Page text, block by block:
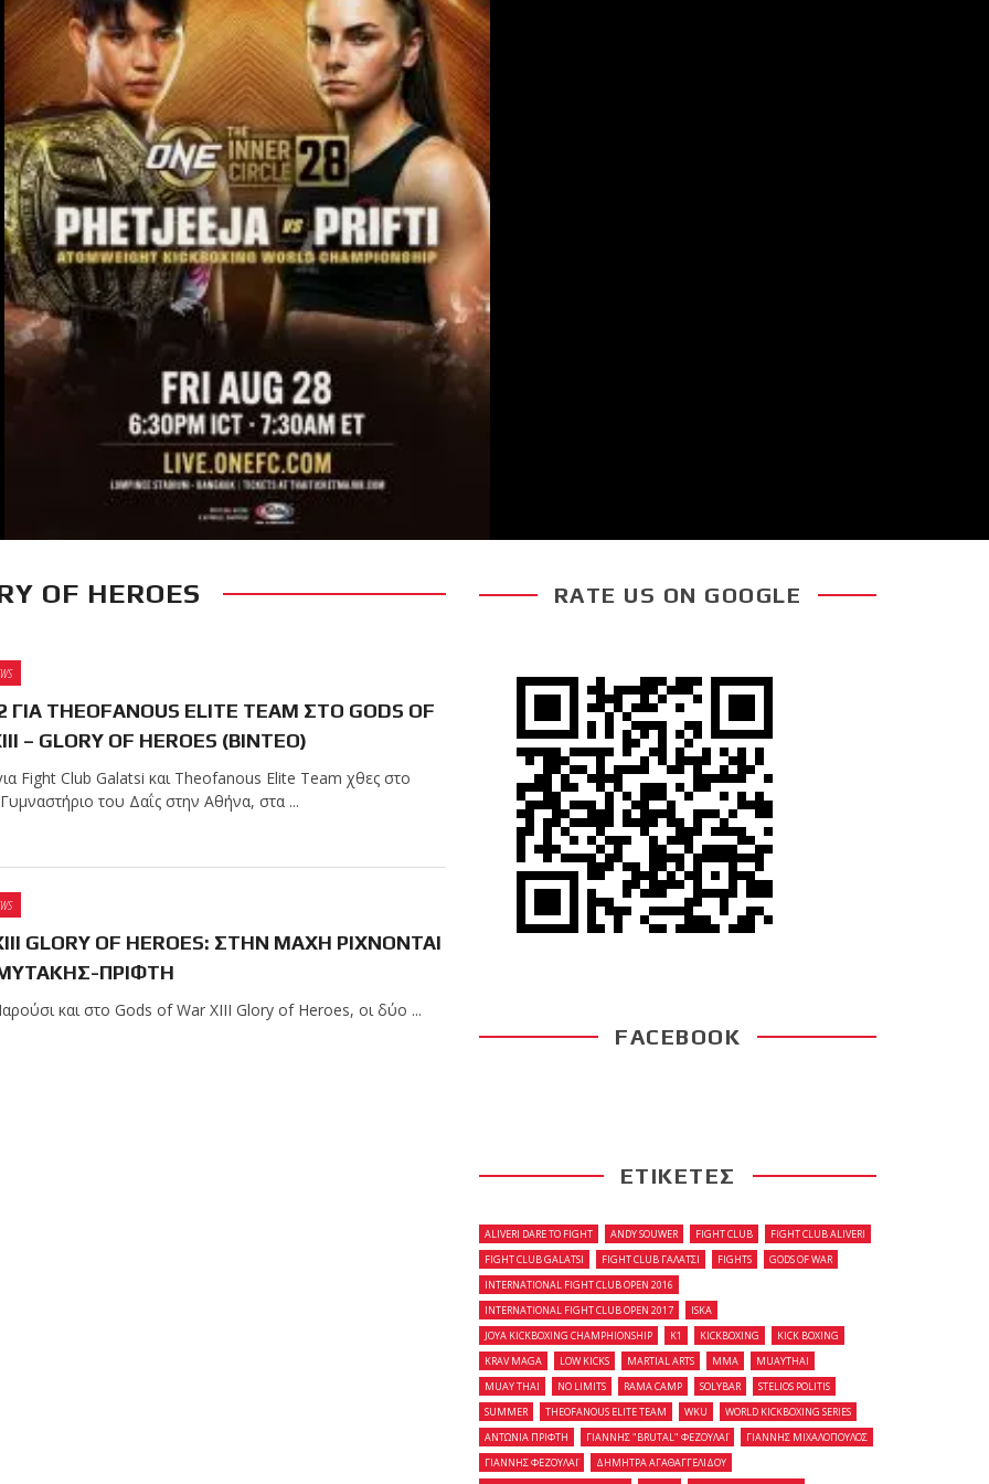
RECENT POSTS
της απέναντι
World
την υποστήριξη
με επιτυχία τις
ζωνών!
OF HEROES
ΓΙΑ THEOFANOUS ELITE TEAM ΣΤΟ GODS OF
– GLORY OF HEROES (ΒΙΝΤΕΟ)
Fight Club Galatsi και Theofanous Elite Team χθες στο
του Δαΐς στην Αθήνα, στα ...
GLORY OF HEROES: ΣΤΗΝ ΜΑΧΗ ΡΙΧΝΟΝΤΑΙ
ΠΡΙΦΤΗ
και στο Gods of War XIII Glory of Heroes, οι δύο ...
RATE US ON GOOGLE
FACEBOOK
ΕΤΙΚΕΤΕΣ
ALIVERI DARE TO FIGHT ANDY SOUWER FIGHT CLUB
FIGHT CLUB ALIVERI
FIGHT CLUB GALATSI
FIGHT CLUB ΓΑΛΑΤΣΙ FIGHTS
GODS OF WAR
INTERNATIONAL FIGHT CLUB OPEN 2016
INTERNATIONAL FIGHT CLUB OPEN 2017
ISKA
JOYA KICKBOXING CHAMPHIONSHIP
K1 KICKBOXING
KICK BOXING
KRAV MAGA
LOW KICKS MARTIAL ARTS MMA
MUAYTHAI
MUAY THAI
NO LIMITS RAMA CAMP SOLYBAR
STELIOS POLITIS
SUMMER
THEOFANOUS ELITE TEAM WKU
WORLD KICKBOXING SERIES
ΑΝΤΩΝΙΑ ΠΡΙΦΤΗ
ΓΙΑΝΝΗΣ "BRUTAL" ΦΕΖΟΥΛΑΪ
ΓΙΑΝΝΗΣ ΜΙΧΑΛΟΠΟΥΛΟΣ
ΓΙΑΝΝΗΣ ΦΕΖΟΥΛΑΪ
ΔΗΜΗΤΡΑ ΑΓΑΘΑΓΓΕΛΙΔΟΥ